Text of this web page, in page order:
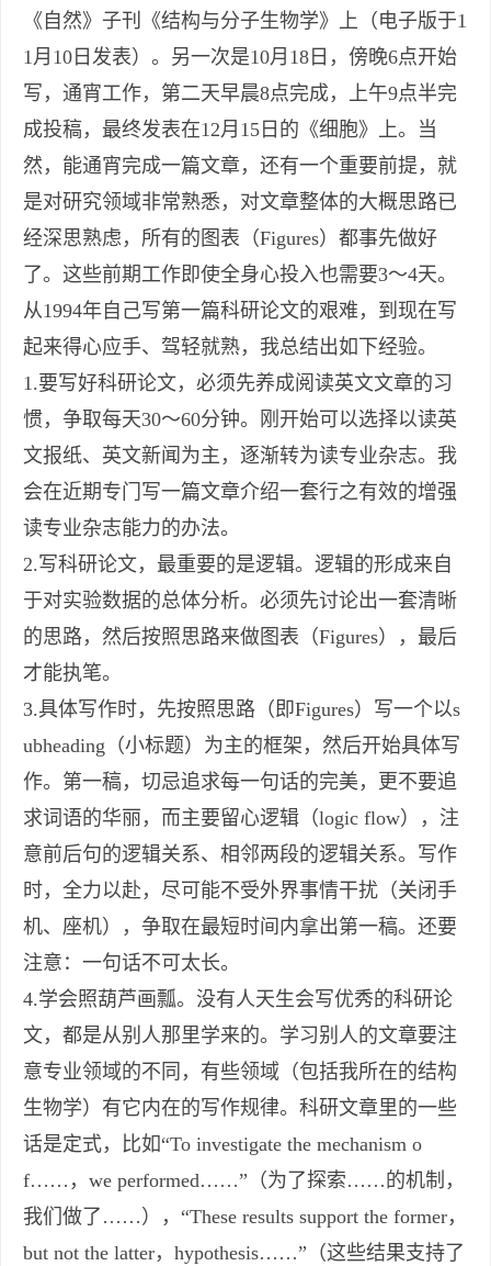
《自然》子刊《结构与分子生物学》上（电子版于1
1月10日发表）。另一次是10月18日，傍晚6点开始
写，通宵工作，第二天早晨8点完成，上午9点半完
成投稿，最终发表在12月15日的《细胞》上。当
然，能通宵完成一篇文章，还有一个重要前提，就
是对研究领域非常熟悉，对文章整体的大概思路已
经深思熟虑，所有的图表（Figures）都事先做好
了。这些前期工作即使全身心投入也需要3～4天。
从1994年自己写第一篇科研论文的艰难，到现在写
起来得心应手、驾轻就熟，我总结出如下经验。
1.要写好科研论文，必须先养成阅读英文文章的习
惯，争取每天30～60分钟。刚开始可以选择以读英
文报纸、英文新闻为主，逐渐转为读专业杂志。我
会在近期专门写一篇文章介绍一套行之有效的增强
读专业杂志能力的办法。
2.写科研论文，最重要的是逻辑。逻辑的形成来自
于对实验数据的总体分析。必须先讨论出一套清晰
的思路，然后按照思路来做图表（Figures），最后
才能执笔。
3.具体写作时，先按照思路（即Figures）写一个以s
ubheading（小标题）为主的框架，然后开始具体写
作。第一稿，切忌追求每一句话的完美，更不要追
求词语的华丽，而主要留心逻辑（logic flow），注
意前后句的逻辑关系、相邻两段的逻辑关系。写作
时，全力以赴，尽可能不受外界事情干扰（关闭手
机、座机），争取在最短时间内拿出第一稿。还要
注意：一句话不可太长。
4.学会照葫芦画瓢。没有人天生会写优秀的科研论
文，都是从别人那里学来的。学习别人的文章要注
意专业领域的不同，有些领域（包括我所在的结构
生物学）有它内在的写作规律。科研文章里的一些
话是定式，比如“To investigate the mechanism o
f……，we performed……”（为了探索……的机制，
我们做了……），“These results support the former，
but not the latter，hypothesis……”（这些结果支持了